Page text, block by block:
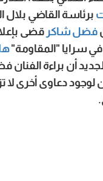
برئاسة القاضي بلال
فضل شاكر قضى
سرايا "المقاومة"
أن براءة الفنان
دعاوى أخرى لا